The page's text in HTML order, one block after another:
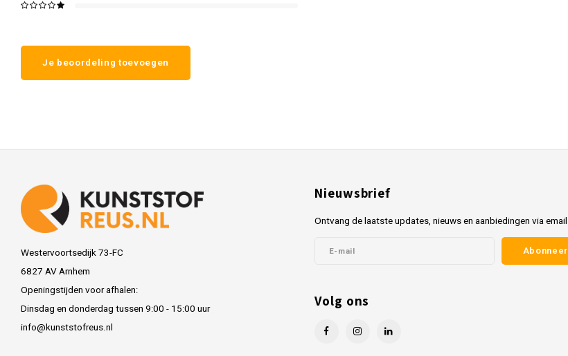
Je beoordeling toevoegen
Westervoortsedijk 73-FC
6827 AV Arnhem
Openingstijden voor afhalen:
Dinsdag en donderdag tussen 9:00 - 15:00 uur
info@kunststofreus.nl
Nieuwsbrief
Ontvang de laatste updates, nieuws en aanbiedingen via email
Abonneer
Volg ons